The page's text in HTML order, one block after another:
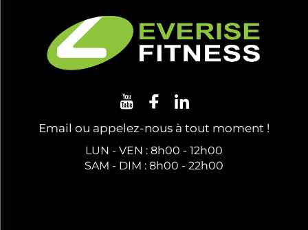
Email ou appelez-nous à tout moment !
LUN - VEN : 8h00 - 12h00
SAM - DIM : 8h00 - 22h00